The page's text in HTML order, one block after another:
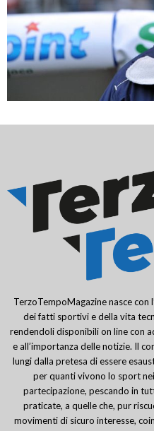
TerzoTempoMagazine nasce
dei fatti sportivi e della vita
rendendoli disponibili on line con
e all’importanza delle notizie. Il
lungi dalla pretesa di essere
per quanti vivono lo sport
partecipazione, pescando in
praticate, a quelle che, pur
movimenti di sicuro interesse,